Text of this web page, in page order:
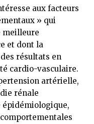
aux facteurs
» qui
meilleure
et dont la
résultats en
cardio-vasculaire.
artérielle,
rénale
épidémiologique,